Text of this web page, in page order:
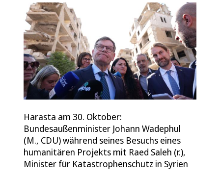
Harasta am 30. Oktober:
Bundesaußenminister Johann Wadephul
(M., CDU) während seines Besuchs eines
humanitären Projekts mit Raed Saleh (r.),
Minister für Katastrophenschutz in Syrien